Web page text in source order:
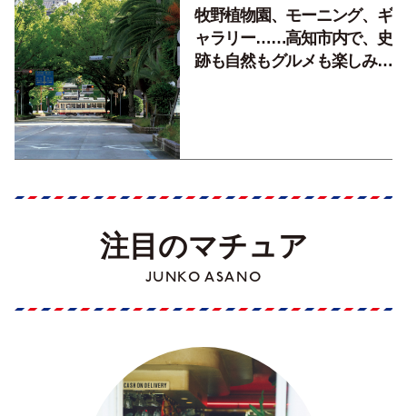
牧野植物園、モーニング、ギ
ャラリー……高知市内で、史
跡も自然もグルメも楽しみ尽
注目のマチュア
JUNKO ASANO